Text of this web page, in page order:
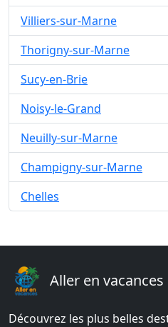
Villiers-sur-Marne
Thorigny-sur-Marne
Sucy-en-Brie
Noisy-le-Grand
Neuilly-sur-Marne
Champigny-sur-Marne
Chelles
Aller en vacances
Découvrez les plus belles